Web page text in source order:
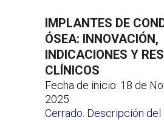
IMPLANTES DE
ÓSEA: INNOVACIÓN,
INDICACIONES Y
CLÍNICOS
Fecha de inicio: 18 de
2025
Cerrado. Descripción del